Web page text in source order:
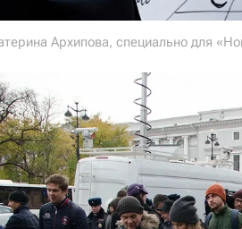
Архипова, специально для